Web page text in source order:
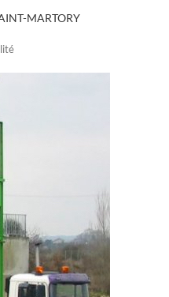
MARTORY